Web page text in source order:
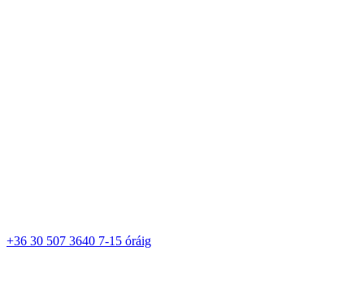
+36 30 507 3640 7-15 óráig